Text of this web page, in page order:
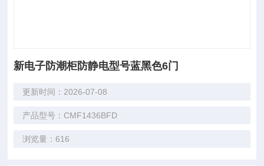
新电子防潮柜防静电型号蓝黑色6门
更新时间：2026-07-08
产品型号：CMF1436BFD
浏览量：616